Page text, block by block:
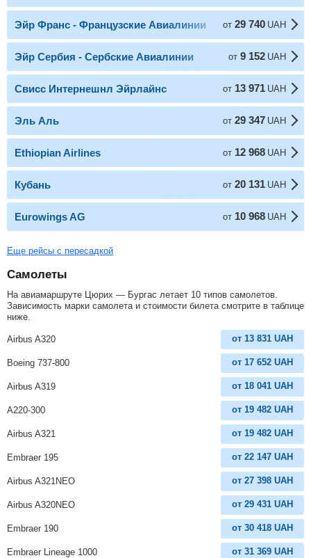
Эйр Франс - Французские Авиалинии от 29 740 UAH
Эйр Сербия - Сербские Авиалинии от 9 152 UAH
Свисс Интернешнл Эйрлайнс от 13 971 UAH
Эль Аль от 29 347 UAH
Ethiopian Airlines от 12 968 UAH
Кубань от 20 131 UAH
Eurowings AG от 10 968 UAH
Еще рейсы с пересадкой
Самолеты
На авиамаршруте Цюрих — Бургас летает 10 типов самолетов.
Зависимость марки самолета и стоимости билета смотрите в таблице
ниже.
Airbus A320 от 13 831 UAH
Boeing 737-800 от 17 652 UAH
Airbus A319 от 18 041 UAH
A220-300 от 19 482 UAH
Airbus A321 от 19 482 UAH
Embraer 195 от 22 147 UAH
Airbus A321NEO от 27 398 UAH
Airbus A320NEO от 29 431 UAH
Embraer 190 от 30 418 UAH
Embraer Lineage 1000 от 31 369 UAH